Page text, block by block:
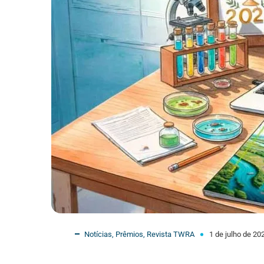
Notícias, Prêmios, Revista TWRA 1 de julho de